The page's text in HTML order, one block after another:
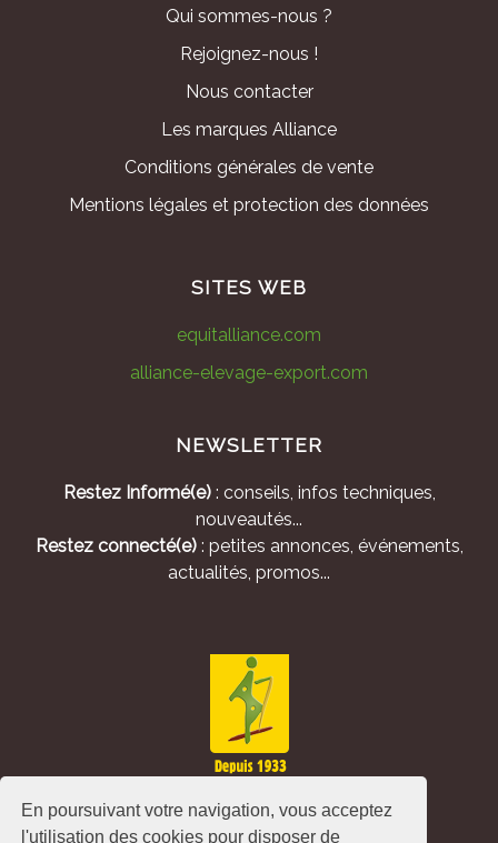
En poursuivant votre navigation, vous acceptez
l'utilisation des cookies pour disposer de
Qui sommes-nous ?
Rejoignez-nous !
Nous contacter
Les marques Alliance
Conditions générales de vente
Mentions légales et protection des données
SITES WEB
equitalliance.com
alliance-elevage-export.com
NEWSLETTER
Restez Informé(e): conseils, infos techniques,
nouveautés...
Restez connecté(e): petites annonces, événements,
actualités, promos...